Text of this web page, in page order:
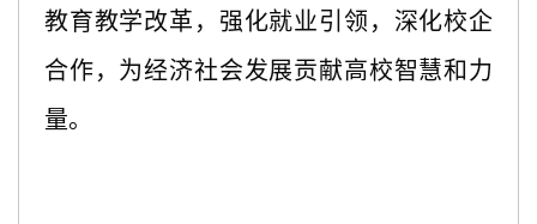
教育教学改革，强化就业引领，深化校企
合作，为经济社会发展贡献高校智慧和力
量。